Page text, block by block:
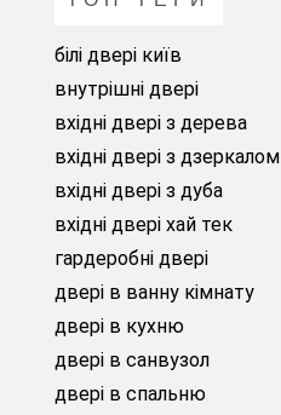
білі двері київ
внутрішні двері
вхідні двері з дерева
вхідні двері з дзеркалом
вхідні двері з дуба
вхідні двері хай тек
гардеробні двері
двері в ванну кімнату
двері в кухню
двері в санвузол
двері в спальню